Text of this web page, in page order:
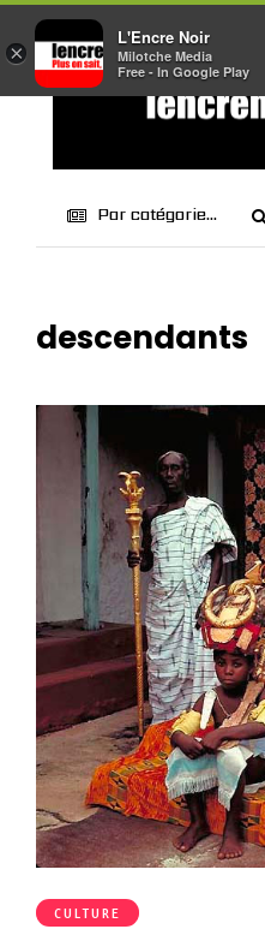
Par catégorie...
descendants
CULTURE
×
L'Encre Noir
Milotche Media
Free - In Google Play